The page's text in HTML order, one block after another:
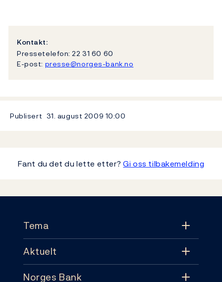
Kontakt:
Pressetelefon: 22 31 60 60
E-post: presse@norges-bank.no
Publisert 31. august 2009 10:00
Fant du det du lette etter?Gi oss tilbakemelding
Tema
Tema
Aktuelt
Norges Bank